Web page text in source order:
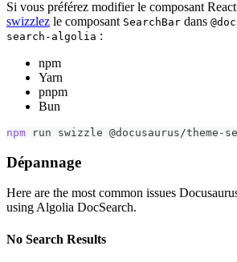
Si vous préférez modifier le composant
swizzlez le composant SearchBar dans
search-algolia :
npm
Yarn
pnpm
Bun
npm run swizzle @docusaurus/theme-
Dépannage
Here are the most common issues
using Algolia DocSearch.
No Search Results